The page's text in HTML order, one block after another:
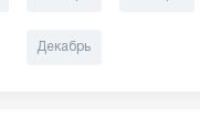
Декабрь